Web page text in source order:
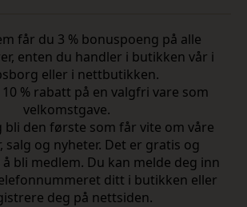
får du 3 % bonuspoeng på alle
enten du handler i butikken vår i
eller i nettbutikken.
% rabatt på en valgfri vare som
velkomstgave.
bli den første som får vite om våre
salg og nyheter. Det er gratis og
bli medlem. Du kan melde deg inn
ditt i butikken eller
deg på nettsiden.